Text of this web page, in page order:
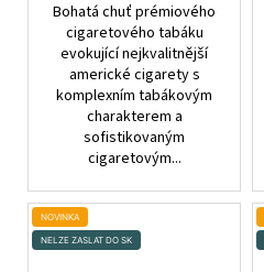
Bohatá chuť prémiového
cigaretového tabáku
evokující nejkvalitnější
americké cigarety s
komplexním tabákovým
charakterem a
sofistikovaným
cigaretovým...
NOVINKA
NELZE ZASLAT DO SK